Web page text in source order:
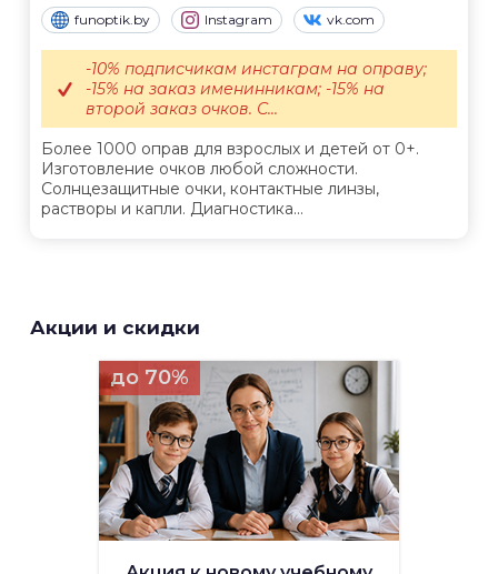
funoptik.by Instagram vk.com
Более 1000 оправ для взрослых и детей от 0+.
Изготовление очков любой сложности.
Солнцезащитные очки, контактные линзы,
растворы и капли. Диагностика...
-10% подписчикам инстаграм на оправу;
-15% на заказ именинникам; -15% на
второй заказ очков. С...
Акции и скидки
до 70%